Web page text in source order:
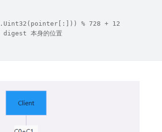
% 728 + 12
本身的位置